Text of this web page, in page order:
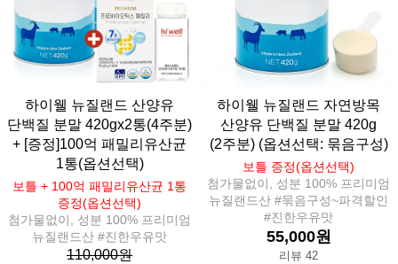
하이웰 뉴질랜드 산양유
단백질 분말 420gx2통(4주분)
+ [증정]100억 패밀리유산균
1통(옵션선택)
보틀 + 100억 패밀리유산균 1통
증정(옵션선택)
첨가물없이, 성분 100% 프리미엄
뉴질랜드산 #진한우유맛
110,000원
하이웰 뉴질랜드 자연방목
산양유 단백질 분말 420g
(2주분) (옵션선택: 묶음구성)
보틀 증정(옵션선택)
첨가물없이, 성분 100% 프리미엄
뉴질랜드산 #묶음구성~파격할인
#진한우유맛
55,000원
리뷰 42